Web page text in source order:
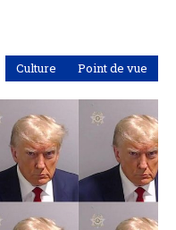
Culture Point de vue